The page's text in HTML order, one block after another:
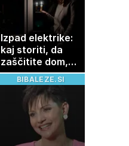
Izpad elektrike:
kaj storiti, da
zaščitite dom,
hrano in
elektronske
naprave
BIBALEZE.SI